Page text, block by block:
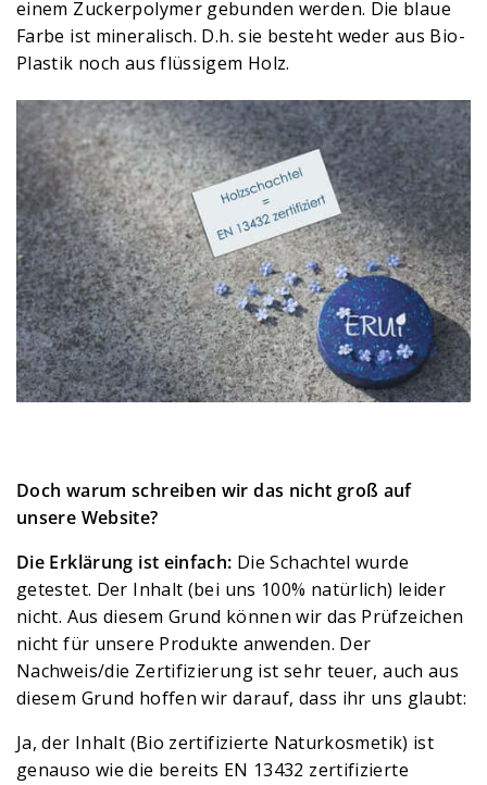
einem Zuckerpolymer gebunden werden. Die blaue
Farbe ist mineralisch. D.h. sie besteht weder aus Bio-
Plastik noch aus flüssigem Holz.
Doch warum schreiben wir das nicht groß auf
unsere Website?
Die Erklärung ist einfach: Die Schachtel wurde
getestet. Der Inhalt (bei uns 100% natürlich) leider
nicht. Aus diesem Grund können wir das Prüfzeichen
nicht für unsere Produkte anwenden. Der
Nachweis/die Zertifizierung ist sehr teuer, auch aus
diesem Grund hoffen wir darauf, dass ihr uns glaubt:
Ja, der Inhalt (Bio zertifizierte Naturkosmetik) ist
genauso wie die bereits EN 13432 zertifizierte